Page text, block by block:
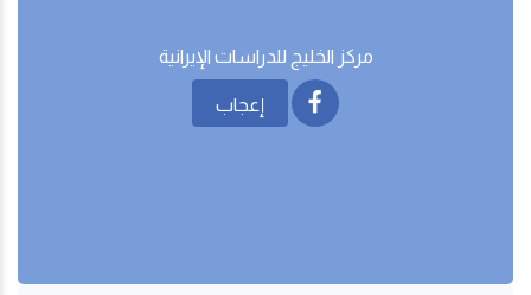
مركز الخليج للدراسات اﻹيرانية
إعجاب